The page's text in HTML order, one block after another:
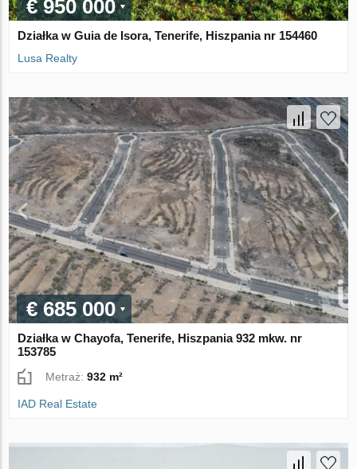
€ 950 000
Działka w Guia de Isora, Tenerife, Hiszpania nr 154460
Lusa Realty
€ 685 000
Działka w Chayofa, Tenerife, Hiszpania 932 mkw. nr
153785
Metraż:932 m²
IAD Real Estate